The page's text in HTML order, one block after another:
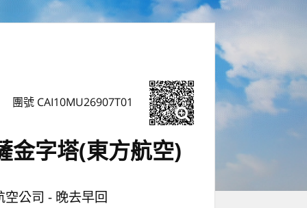
團號 CAI10MU26907T01
金字塔(東方航空)
空公司
晚去早回